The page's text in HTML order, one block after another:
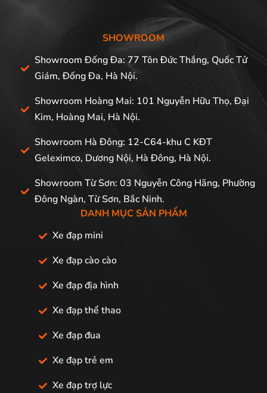
SHOWROOM
Showroom Đống Đa: 77 Tôn Đức Thắng, Quốc Tử
Giám, Đống Đa, Hà Nội.
Showroom Hoàng Mai: 101 Nguyễn Hữu Thọ, Đại
Kim, Hoàng Mai, Hà Nội.
Showroom Hà Đông: 12-C64-khu C KĐT
Geleximco, Dương Nội, Hà Đông, Hà Nội.
Showroom Từ Sơn: 03 Nguyễn Công Hãng, Phường
Đông Ngàn, Từ Sơn, Bắc Ninh.
DANH MỤC SẢN PHẨM
Xe đạp mini
Xe đạp cào cào
Xe đạp địa hình
Xe đạp thể thao
Xe đạp đua
Xe đạp trẻ em
Xe đạp trợ lực